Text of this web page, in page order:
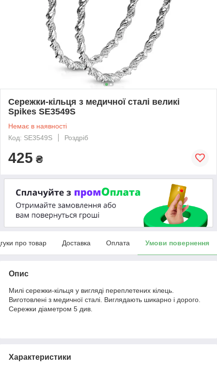
Сережки-кільця з медичної сталі великі
Spikes SE3549S
Немає в наявності
Код: SE3549S
Роздріб
425 ₴
про товар Доставка Оплата Умови повернення
Опис
Милі сережки-кільця у вигляді переплетених кілець.
Виготовлені з медичної сталі. Виглядають шикарно і дорого.
Сережки діаметром 5 див.
Характеристики